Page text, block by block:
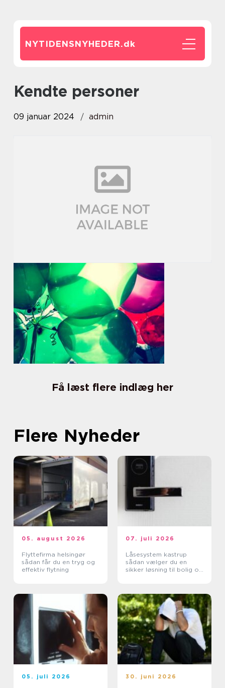
NYTIDENSNYHEDER.dk
kendte personer
09 januar 2024 admin
Få læst flere indlæg her
Flere Nyheder
05. august 2026
Flyttefirma helsingør
sådan får du en tryg og
effektiv flytning
07. juli 2026
Låsesystem kastrup
sådan vælger du en
sikker løsning til bolig og
05. juli 2026 30. juni 2026